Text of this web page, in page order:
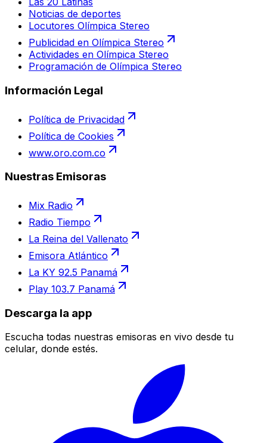
Noticias de deportes
Locutores Olímpica Stereo
Publicidad en Olímpica Stereo
Actividades en Olímpica Stereo
Programación de Olímpica Stereo
Información Legal
Política de Privacidad
Política de Cookies
www.oro.com.co
Nuestras Emisoras
Mix Radio
Radio Tiempo
La Reina del Vallenato
Emisora Atlántico
La KY 92.5 Panamá
Play 103.7 Panamá
Descarga la app
Escucha todas nuestras emisoras en vivo desde tu
celular, donde estés.